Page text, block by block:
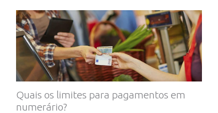
Quais os limites para pagamentos em
numerário?